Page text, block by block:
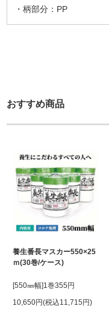
・柄部分：PP
おすすめ商品
養生番長マスカー550×25
ｍ(30巻/ケース)
[550㎜幅]1巻355円
10,650円(税込11,715円)